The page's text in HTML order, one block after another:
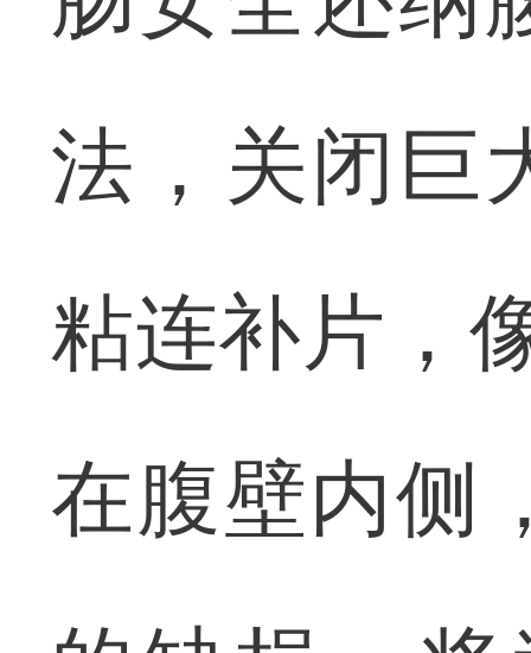
法，关闭巨
粘连补片，
在腹壁内侧